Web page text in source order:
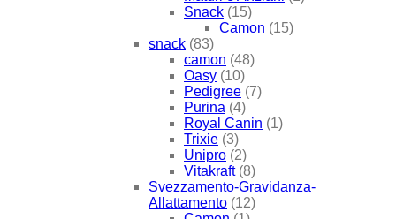
Snack (15)
Camon (15)
snack (83)
camon (48)
Oasy (10)
Pedigree (7)
Purina (4)
Royal Canin (1)
Trixie (3)
Unipro (2)
Vitakraft (8)
Svezzamento-Gravidanza-
Allattamento (12)